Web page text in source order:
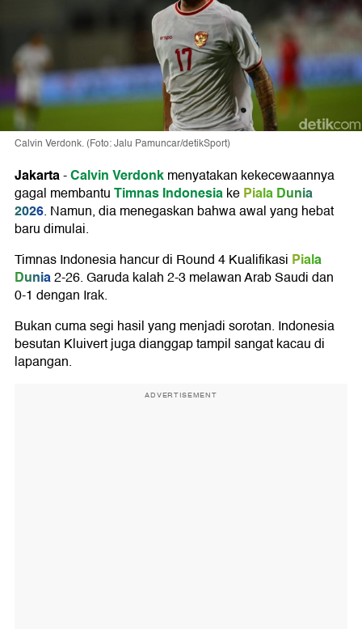
Calvin Verdonk. (Foto: Jalu Pamuncar/detikSport)
Jakarta-Calvin Verdonkmenyatakan kekecewaannya
gagal membantuTimnas IndonesiakePiala Dunia
2026. Namun, dia menegaskan bahwa awal yang hebat
baru dimulai.
Timnas Indonesia hancur di Round 4 Kualifikasi Piala
Dunia2-26. Garuda kalah 2-3 melawan Arab Saudi dan
0-1 dengan Irak.
Bukan cuma segi hasil yang menjadi sorotan. Indonesia
besutan Kluivert juga dianggap tampil sangat kacau di
lapangan.
ADVERTISEMENT